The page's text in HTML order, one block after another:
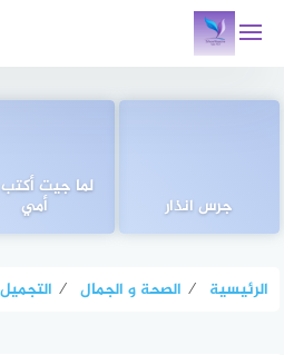
المحتوى
جرس انذار
لما جيت
أمي
الرئيسية ⁄ الصحة و الجمال ⁄